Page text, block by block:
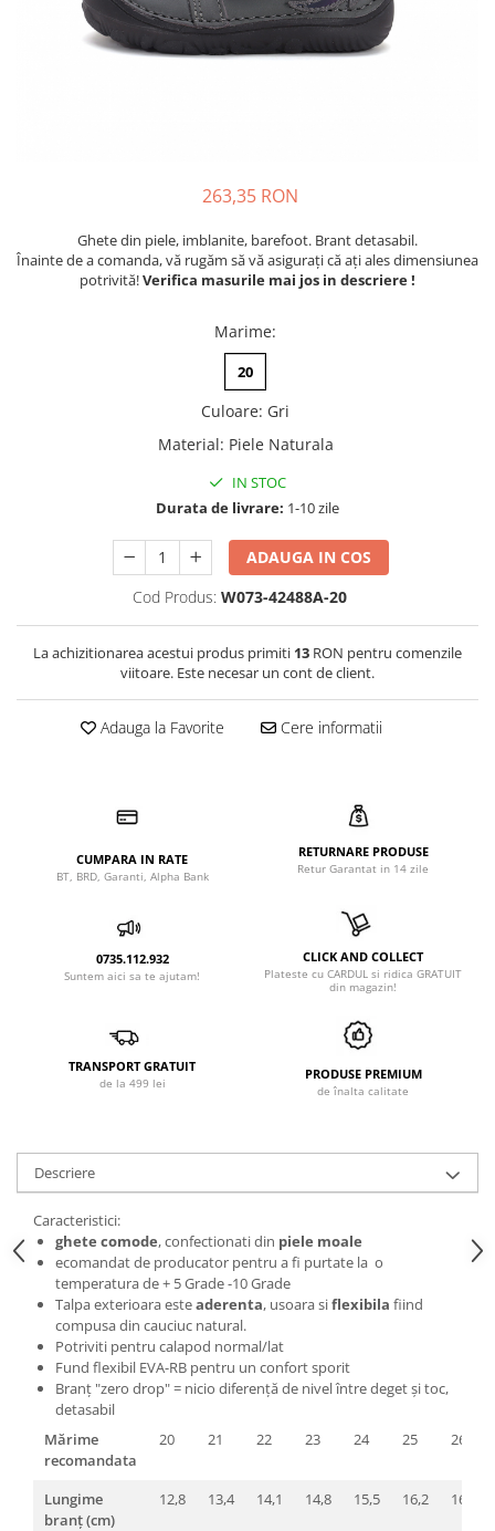
263,35 RON
Ghete din piele, imblanite, barefoot. Brant detasabil.
Înainte de a comanda, vă rugăm să vă asigurați că ați ales dimensiunea
potrivită!Verifica masurile mai jos in descriere !
Marime:
20
Culoare: Gri
Material: Piele Naturala
IN STOC
Durata de livrare: 1-10 zile
ADAUGA IN COS
Cod Produs: W073-42488A-20
La achizitionarea acestui produs primiti 13 RON pentru comenzile
viitoare. Este necesar un cont de client.
Adauga la Favorite Cere informatii
CUMPARA IN RATE
BT, BRD, Garanti, Alpha Bank
RETURNARE PRODUSE
Retur Garantat in 14 zile
0735.112.932
Suntem aici sa te ajutam!
CLICK AND COLLECT
Plateste cu CARDUL si ridica GRATUIT
din magazin!
TRANSPORT GRATUIT
de la 499 lei
PRODUSE PREMIUM
de înalta calitate
Descriere
Caracteristici:
ghete comode, confectionati din piele moale
ecomandat de producator pentru a fi purtate la o
temperatura de + 5 Grade -10 Grade
Talpa exterioara esteaderenta, usoara siflexibila fiind
compusa din cauciuc natural.
Potriviti pentru calapod normal/lat
Fund flexibil EVA-RB pentru un confort sporit
Branț "zero drop" = nicio diferență de nivel între deget și toc,
detasabil
Mărime
recomandata
20 21 22 23 24 25 26
Lungime
branț (cm)
12,8 13,4 14,1 14,8 15,5 16,2 16,7